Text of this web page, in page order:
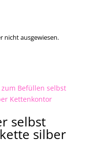
nicht ausgewiesen.
selbst
silber